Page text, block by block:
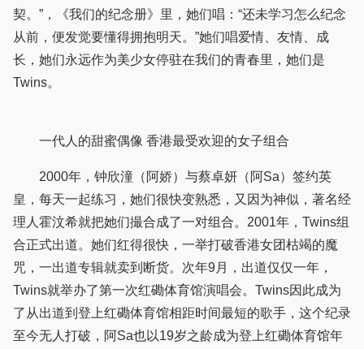
契。”，《我们的纪念册》里，她们唱：“还未学习怎么纪念
从前，便发觉要懂得拥抱明天。”她们唱爱情、友情、成
长，她们永远作为美少女停驻在我们的青春里，她们是
Twins。
一代人的甜蜜偶像 香港最受欢迎的女子组合
2000年，钟欣潼（阿娇）与蔡卓妍（阿Sa）签约英
皇，每天一起练习，她们很快变熟悉，又因为神似，著名经
理人霍汶希就把她们撮合成了一对组合。2001年，Twins组
合正式出道。她们红得很快，一举打破香港女团枯竭的魔
咒，一出道专辑就卖到断货。次年9月，出道仅仅一年，
Twins就举办了第一次红磡体育馆演唱会。Twins因此成为
了从出道到登上红磡体育馆相距时间最短的歌手，这个纪录
至今无人打破，阿Sa也以19岁之龄成为登上红磡体育馆年